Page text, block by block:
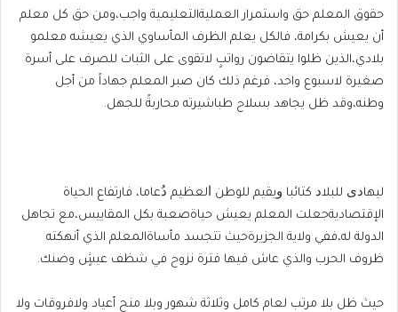
حقوق المعلم حق واستمرار العمليةالتعليمية واجب،ومن حق كل معلم
أن يعيش بكرامة، فالكل يعلم الظرف المأساوي الذي يعيشه معلمو
بلادي،الذين ظلوا يتقاضون رواتبٍ لاتقوى على الثبات للصرف على أسرة
صغيرة لاسبوع واحد، فرغم ذلك كان صبر المعلم جهاداً من أجل
وطنه،وقد ظل يجاهد بسلاح طباشيرته محاربةً للجهل.
ليهاﺩﻯ ﻟﻠﺒﻼﺩ ﻛﺘﺎﺋﺒﺎ ﻭﻳﻘﻴﻢ ﻟﻠﻮﻃﻦ ﺍﻟﻌﻈﻴﻢ ﺩُﻋﺎﻣﺎ، فارتفاع الحياة
الإقتصاديةجعلت المعلم يعيش حياةصعبة بكل المقاييس،مع تجاهل
الدولة له،ففي ولاية الجزيرةحيث تتجسد مأساةالمعلم الذي أنهكته
ظروف الحرب والذي عاش فيها فترة نزوح في شظف عيشٍ وضنك.
حيث ظل بلا مرتب لعام كامل وثلاثة شهور وبلا منح أعياد ولافروقات ولا